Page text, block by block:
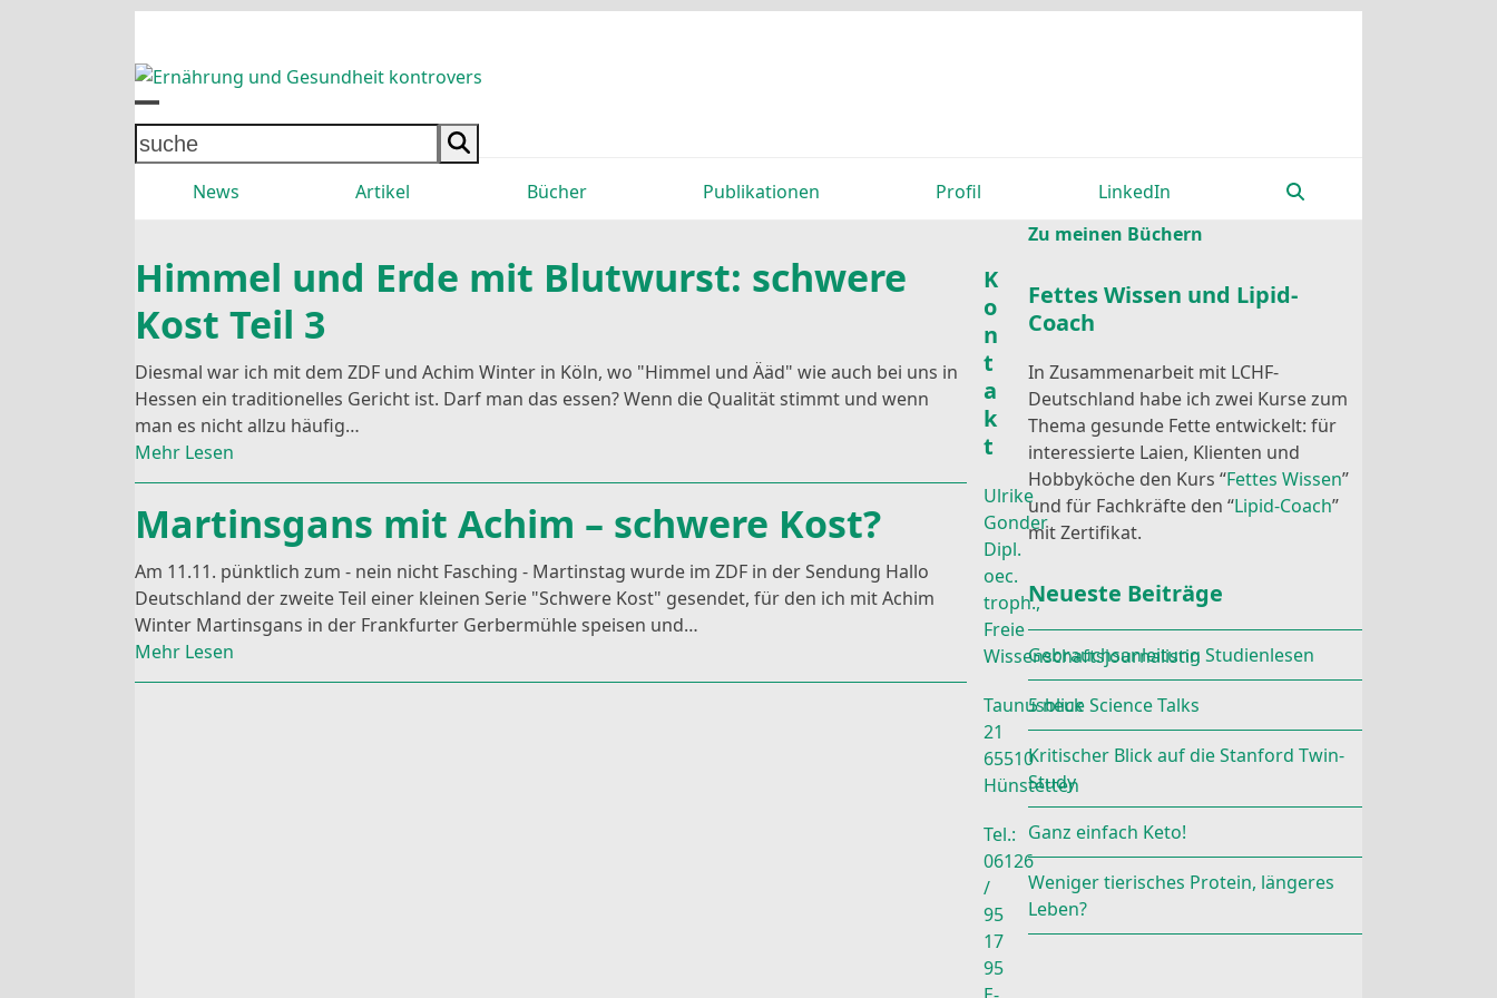
suche
Open
mobile
menu
Close
mobile
menuNews Artikel Bücher Publikationen Profil LinkedIn
Himmel und Erde mit Blutwurst: schwere
Kost Teil 3
Diesmal war ich mit dem ZDF und Achim Winter in Köln, wo "Himmel und Ääd" wie auch bei uns in
Hessen ein traditionelles Gericht ist. Darf man das essen? Wenn die Qualität stimmt und wenn
man es nicht allzu häufig…
Mehr Lesen
Martinsgans mit Achim – schwere Kost?
Am 11.11. pünktlich zum - nein nicht Fasching - Martinstag wurde im ZDF in der Sendung Hallo
Deutschland der zweite Teil einer kleinen Serie "Schwere Kost" gesendet, für den ich mit Achim
Winter Martinsgans in der Frankfurter Gerbermühle speisen und…
Mehr Lesen
Zu meinen Büchern
Fettes Wissen und Lipid-
Coach
In Zusammenarbeit mit LCHF-
Deutschland habe ich zwei Kurse zum
Thema gesunde Fette entwickelt: für
interessierte Laien, Klienten und
Hobbyköche den Kurs “Fettes Wissen”
und für Fachkräfte den “Lipid-Coach”
mit Zertifikat.
Neueste Beiträge
Gebrauchsanleitung Studienlesen
5 neue Science Talks
Kritischer Blick auf die Stanford Twin-
Study
Ganz einfach Keto!
Weniger tierisches Protein, längeres
Leben?
K
o
n
t
a
k
t
Ulrike
Gonder
Dipl.
oec.
troph.,
Freie
Wissenschaftsjournalistin
Taunusblick
21
65510
Hünstetten
Tel.:
06126
/
95
17
95